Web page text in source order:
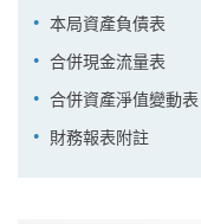
本局資產負債表
合併現金流量表
合併資產淨值變動表
財務報表附註